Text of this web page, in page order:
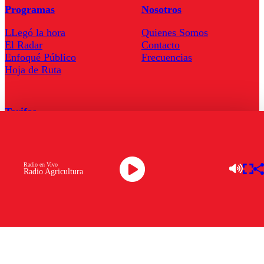
Radio Agricultura
Radio en Vivo
Programas
LLegó la hora
El Radar
Enfoqué Público
Hoja de Ruta
Nosotros
Quienes Somos
Contacto
Frecuencias
Tarifas
Descarga la APP